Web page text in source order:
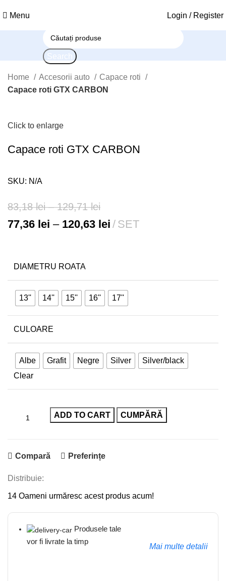
Menu Login / Register
Search
Home Accesorii auto
Capace roti
Capace roti GTX CARBON
Click to enlarge
Capace roti GTX CARBON
SKU: N/A
83,18lei–129,71lei
77,36 lei – 120,63 lei SET
DIAMETRU ROATA
13'' 14'' 15'' 16'' 17''
CULOARE
Albe Grafit Negre Silver
Silver/black
Clear
ADD TO CART CUMPĂRĂ
Compară Preferințe
Distribuie:
14 Oameni urmăresc acest produs acum!
Produsele tale
vor fi livrate la timp
Mai multe detalii